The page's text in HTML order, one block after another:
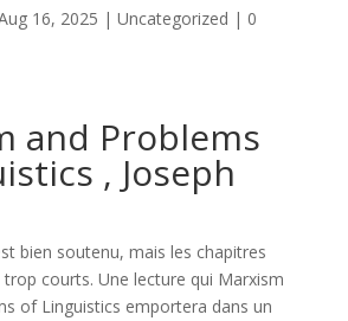
16, 2025 | Uncategorized | 0
and Problems
, Joseph
bien soutenu, mais les chapitres
courts. Une lecture qui Marxism
of Linguistics emportera dans un